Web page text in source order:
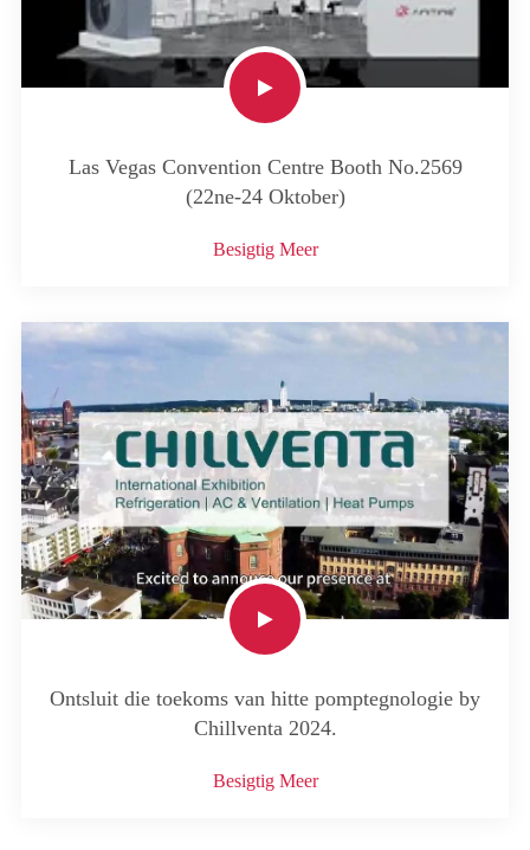
Las Vegas Convention Centre Booth No.2569
(22ne-24 Oktober)
Besigtig Meer
Ontsluit die toekoms van hitte pomptegnologie by
Chillventa 2024.
Besigtig Meer